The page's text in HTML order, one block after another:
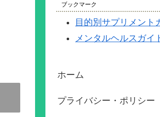
ブックマーク
目的別サプリメント
メンタルヘルスガイ
ホーム
プライバシー・ポリシー